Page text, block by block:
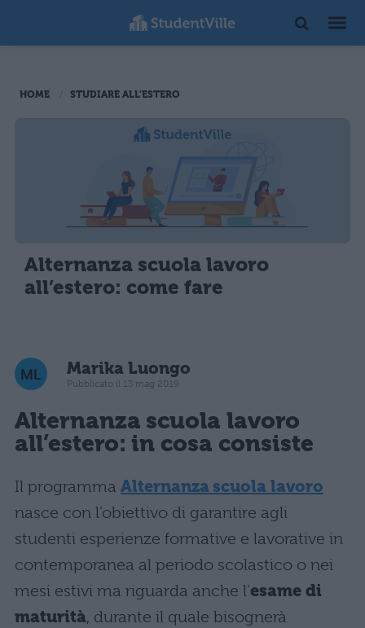
HOME STUDIARE ALL'ESTERO
Alternanza scuola lavoro
all’estero: come fare
Marika Luongo
Pubblicato il 13 mag 2019
Alternanza scuola lavoro
all’estero: in cosa consiste
Il programma Alternanza scuola lavoro
nasce con l’obiettivo di garantire agli
studenti esperienze formative e lavorative in
contemporanea al periodo scolastico o nei
mesi estivi ma riguarda anche l’esame di
maturità, durante il quale bisognerà